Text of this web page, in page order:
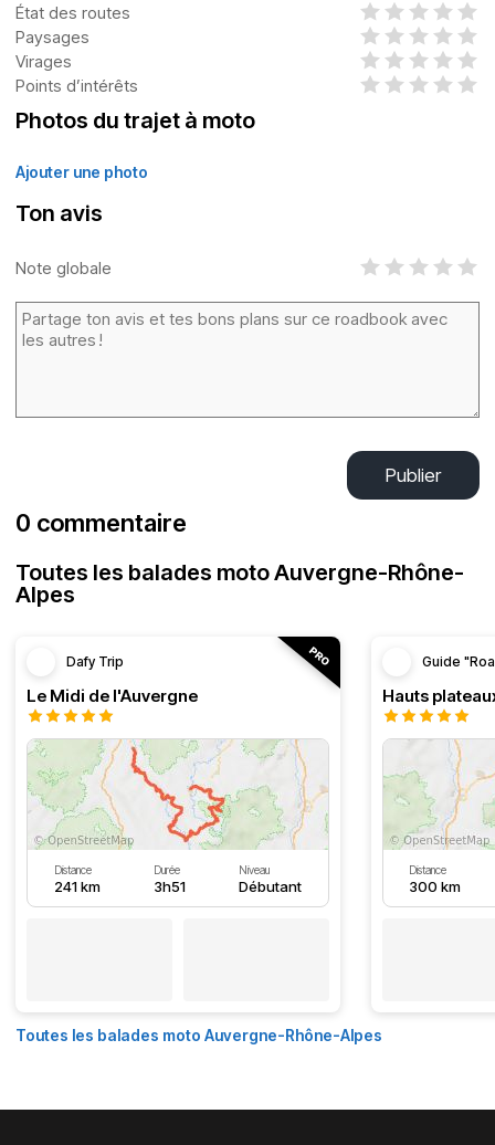
État des routes
Paysages
Virages
Points d’intérêts
Photos du trajet à moto
Ajouter une photo
Ton avis
Note globale
Publier
0 commentaire
Toutes les balades moto Auvergne-Rhône-
Alpes
Dafy Trip
Le Midi de l'Auvergne
Distance
241 km
Durée
3h51
Niveau
Débutant
Guide
Hauts
Distance
300 km
Toutes les balades moto Auvergne-Rhône-Alpes